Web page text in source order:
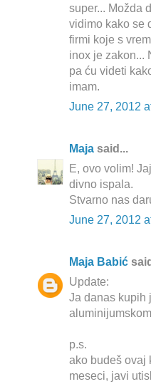
super... Možda
vidimo kako se
firmi koje s
inox je zakon...
pa ću videti
imam.
June 27, 2012
Maja said...
E, ovo volim!
divno ispala.
Stvarno nas
June 27, 2012
Maja Babić
Update:
Ja danas kupih
p.s.
ako budeš ovaj
meseci, javi